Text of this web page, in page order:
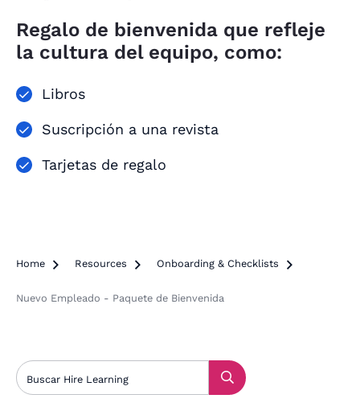
Regalo de bienvenida que refleje
la cultura del equipo, como:
Libros
Suscripción a una revista
Tarjetas de regalo
Home  Resources  Onboarding & Checklists 
Nuevo Empleado - Paquete de Bienvenida